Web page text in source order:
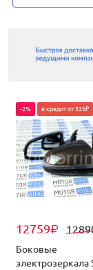
12759₽
-2% в кредит от 525₽
Боковые
электрозеркала